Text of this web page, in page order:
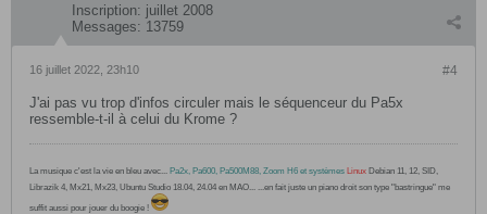
Inscription: juillet 2008
Messages: 13759
#4
16 juillet 2022, 23h10
J'ai pas vu trop d'infos circuler mais le séquenceur du Pa5x
ressemble-t-il à celui du Krome ?
La musique c'est la vie en bleu avec... Pa2x, Pa600, Pa500M88, Zoom H6 et systèmes Linux Debian 11, 12, SID,
Librazik 4, Mx21, Mx23, Ubuntu Studio 18.04, 24.04 en MAO... ...en fait juste un piano droit son type "bastringue" me
suffit aussi pour jouer du boogie !